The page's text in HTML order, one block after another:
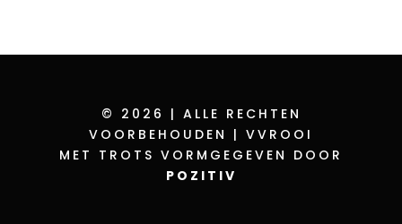
© 2026 | ALLE RECHTEN
VOORBEHOUDEN | VVROOI
MET TROTS VORMGEGEVEN DOOR
POZITIV